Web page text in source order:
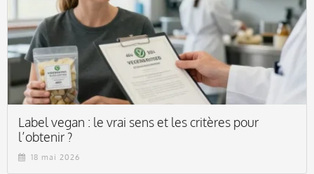
Label vegan : le vrai sens et les critères pour
l’obtenir ?
18 mai 2026